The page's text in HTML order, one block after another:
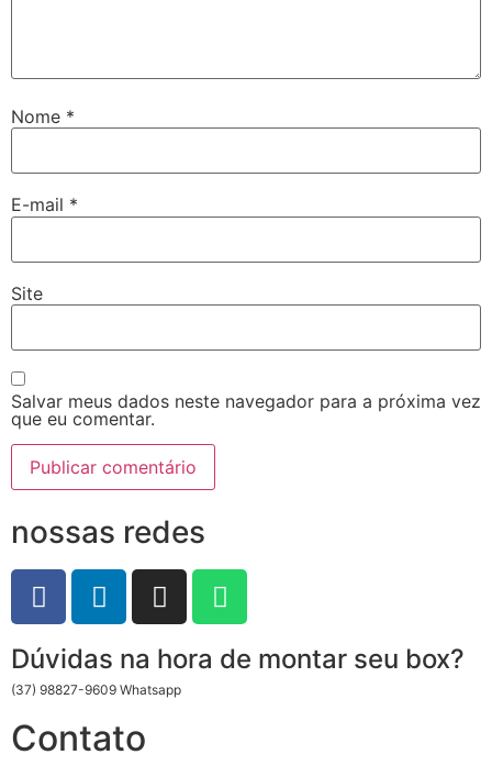
Nome *
E-mail *
Site
Salvar meus dados neste navegador para a próxima vez
que eu comentar.
nossas redes
Dúvidas na hora de montar seu box?
(37) 98827-9609 Whatsapp
Contato